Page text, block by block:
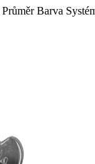
Průměr Barva